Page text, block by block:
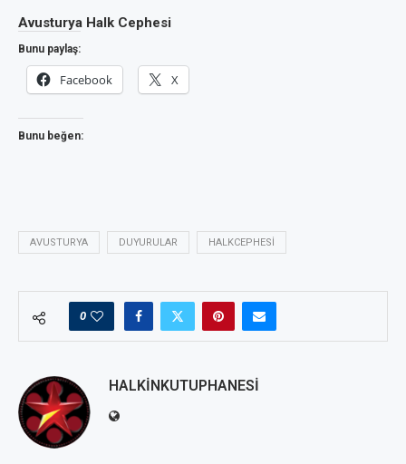
Avusturya Halk Cephesi
Bunu paylaş:
Facebook X
Bunu beğen:
AVUSTURYA DUYURULAR HALKCEPHESI
0
HALKINKUTUPHANESI